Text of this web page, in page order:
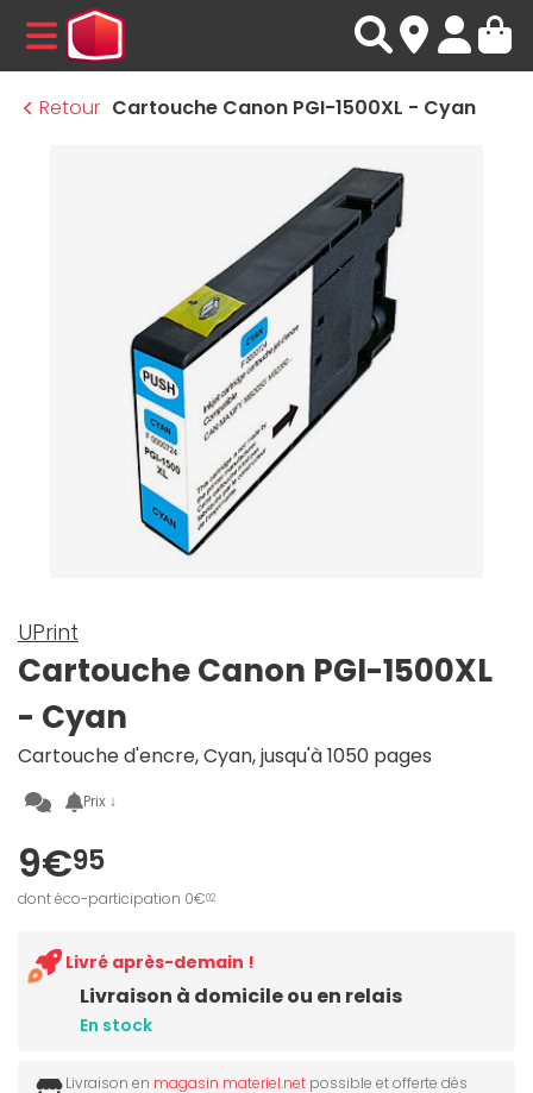
MENU
Retour Cartouche Canon PGI-1500XL - Cyan
UPrint
Cartouche Canon PGI-1500XL
- Cyan
Cartouche d'encre, Cyan, jusqu'à 1050 pages
Prix ↓
9€95
dont éco-participation 0€02
Livraison à domicile ou en relais
En stock
Livré après-demain !
Livraison en magasin materiel.net possible et offerte dès